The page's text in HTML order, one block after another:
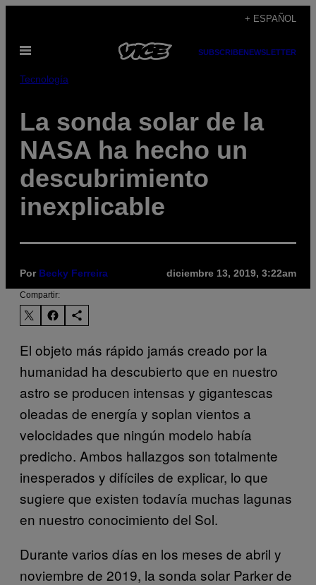
contenido
+ ESPAÑOL
Abrir
SUBSCRIBENEWSLETTER
Tecnología
La sonda solar de la
NASA ha hecho un
descubrimiento
inexplicable
Por Becky Ferreira diciembre 13, 2019, 3:22am
Compartir:
El objeto más rápido jamás creado por la
humanidad ha descubierto que en nuestro
astro se producen intensas y gigantescas
oleadas de energía y soplan vientos a
velocidades que ningún modelo había
predicho. Ambos hallazgos son totalmente
inesperados y difíciles de explicar, lo que
sugiere que existen todavía muchas lagunas
en nuestro conocimiento del Sol.
Durante varios días en los meses de abril y
noviembre de 2019, la sonda solar Parker de